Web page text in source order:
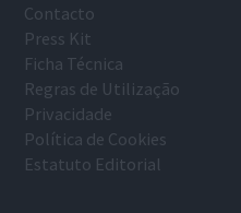
Contacto
Press Kit
Ficha Técnica
Regras de Utilização
Privacidade
Política de Cookies
Estatuto Editorial